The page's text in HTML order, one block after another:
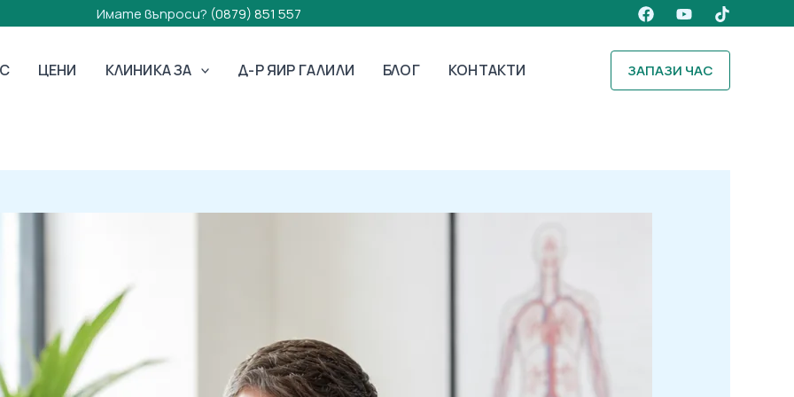
Имате въпроси? (0879) 851 557
ЦЕНИ КЛИНИКА ЗА Д-Р ЯИР ГАЛИЛИ БЛОГ КОНТАКТИ ЗАПАЗИ ЧАС